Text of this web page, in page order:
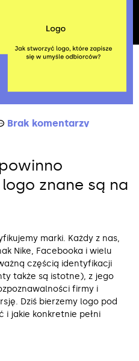
Brak komentarzy
znane są na
marki. Każdy z nas,
Nike, Facebooka i wielu
częścią identyfikacji
także są istotne), z jego
firmy i
Dziś bierzemy logo pod
i jakie konkretnie pełni